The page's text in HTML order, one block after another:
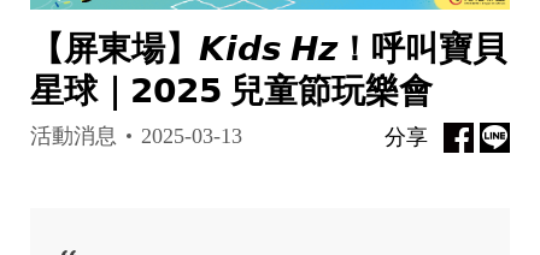
【屏東場】𝙆𝙞𝙙𝙨 𝙃𝙯！呼叫寶貝
星球｜𝟮𝟬𝟮𝟱 兒童節玩樂會
活動消息 2025-03-13 分享